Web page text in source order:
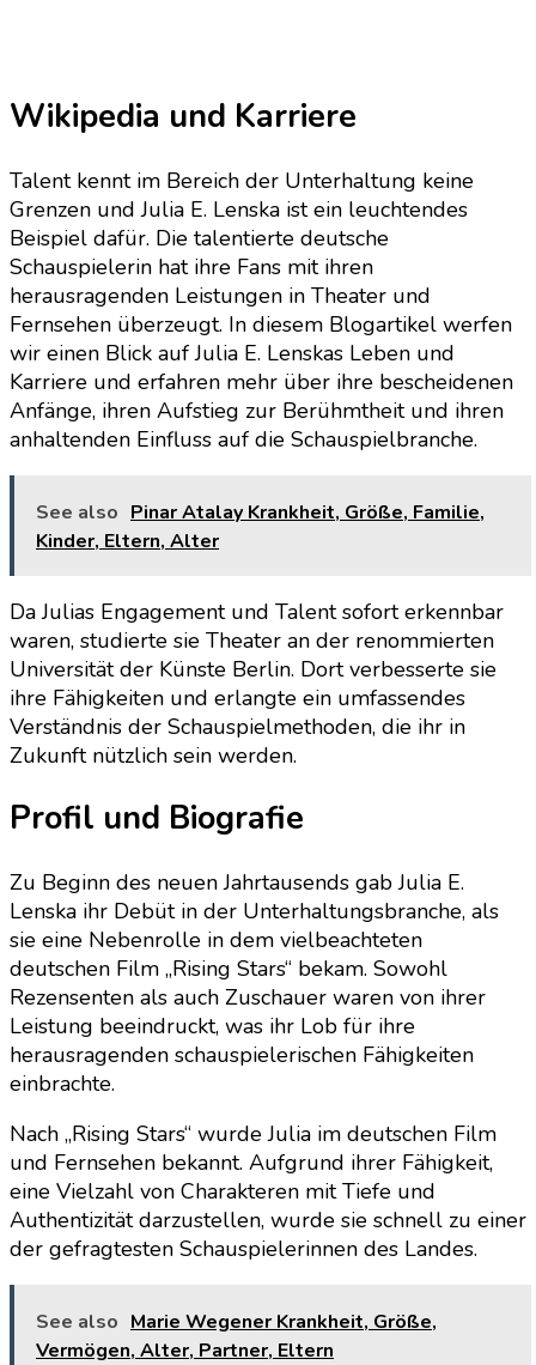
Wikipedia und Karriere
Talent kennt im Bereich der Unterhaltung keine
Grenzen und Julia E. Lenska ist ein leuchtendes
Beispiel dafür. Die talentierte deutsche
Schauspielerin hat ihre Fans mit ihren
herausragenden Leistungen in Theater und
Fernsehen überzeugt. In diesem Blogartikel werfen
wir einen Blick auf Julia E. Lenskas Leben und
Karriere und erfahren mehr über ihre bescheidenen
Anfänge, ihren Aufstieg zur Berühmtheit und ihren
anhaltenden Einfluss auf die Schauspielbranche.
See also Pinar Atalay Krankheit, Größe, Familie,
Kinder, Eltern, Alter
Da Julias Engagement und Talent sofort erkennbar
waren, studierte sie Theater an der renommierten
Universität der Künste Berlin. Dort verbesserte sie
ihre Fähigkeiten und erlangte ein umfassendes
Verständnis der Schauspielmethoden, die ihr in
Zukunft nützlich sein werden.
Profil und Biografie
Zu Beginn des neuen Jahrtausends gab Julia E.
Lenska ihr Debüt in der Unterhaltungsbranche, als
sie eine Nebenrolle in dem vielbeachteten
deutschen Film „Rising Stars“ bekam. Sowohl
Rezensenten als auch Zuschauer waren von ihrer
Leistung beeindruckt, was ihr Lob für ihre
herausragenden schauspielerischen Fähigkeiten
einbrachte.
Nach „Rising Stars“ wurde Julia im deutschen Film
und Fernsehen bekannt. Aufgrund ihrer Fähigkeit,
eine Vielzahl von Charakteren mit Tiefe und
Authentizität darzustellen, wurde sie schnell zu einer
der gefragtesten Schauspielerinnen des Landes.
See also Marie Wegener Krankheit, Größe,
Vermögen, Alter, Partner, Eltern